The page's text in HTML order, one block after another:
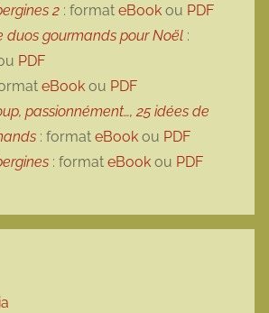
2 : format eBook ou PDF
duos gourmands pour Noël :
PDF
eBook ou PDF
passionnément…, 25 idées de
: format eBook ou PDF
: format eBook ou PDF